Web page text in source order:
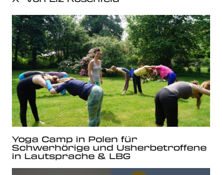
Yoga Camp in Polen für
Schwerhörige und Usherbetroffene
in Lautsprache & LBG